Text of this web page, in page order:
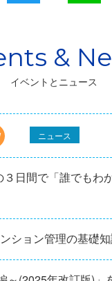
イベントとニュース
ニュース
日間で「誰でもわ
ョン管理の基礎